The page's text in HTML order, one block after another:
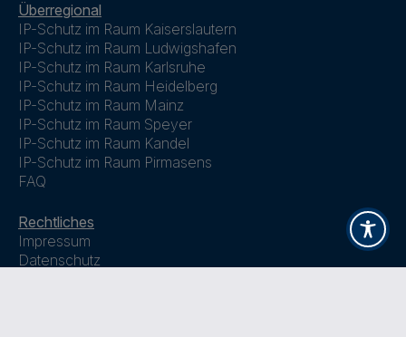
Überregional
IP-Schutz im Raum Kaiserslautern
IP-Schutz im Raum Ludwigshafen
IP-Schutz im Raum Karlsruhe
IP-Schutz im Raum Heidelberg
IP-Schutz im Raum Mainz
IP-Schutz im Raum Speyer
IP-Schutz im Raum Kandel
IP-Schutz im Raum Pirmasens
FAQ
Rechtliches
Impressum
Datenschutz